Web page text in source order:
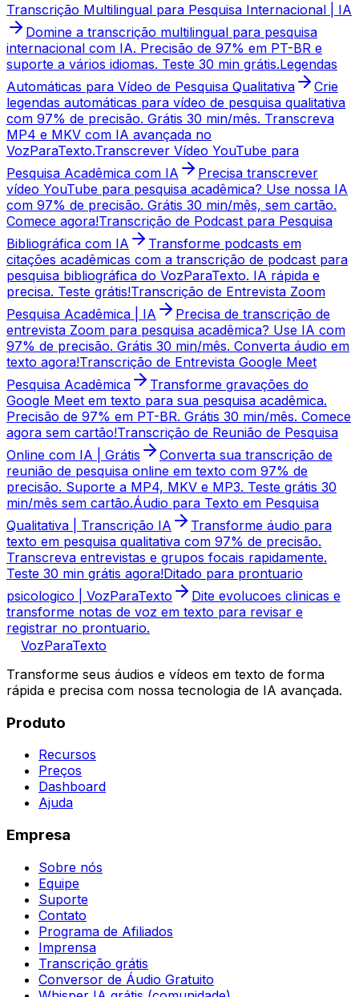
Transcrição Multilingual para Pesquisa Internacional | IA
Domine a transcrição multilingual para pesquisa
internacional com IA. Precisão de 97% em PT-BR e
suporte a vários idiomas. Teste 30 min grátis.Legendas
Automáticas para Vídeo de Pesquisa Qualitativa
Crie
legendas automáticas para vídeo de pesquisa qualitativa
com 97% de precisão. Grátis 30 min/mês. Transcreva
MP4 e MKV com IA avançada no
VozParaTexto.Transcrever Vídeo YouTube para
Pesquisa Acadêmica com IA
Precisa transcrever
vídeo YouTube para pesquisa acadêmica? Use nossa IA
com 97% de precisão. Grátis 30 min/mês, sem cartão.
Comece agora!Transcrição de Podcast para Pesquisa
Bibliográfica com IA
Transforme podcasts em
citações acadêmicas com a transcrição de podcast para
pesquisa bibliográfica do VozParaTexto. IA rápida e
precisa. Teste grátis!Transcrição de Entrevista Zoom
Pesquisa Acadêmica | IA
Precisa de transcrição de
entrevista Zoom para pesquisa acadêmica? Use IA com
97% de precisão. Grátis 30 min/mês. Converta áudio em
texto agora!Transcrição de Entrevista Google Meet
Pesquisa Acadêmica
Transforme gravações do
Google Meet em texto para sua pesquisa acadêmica.
Precisão de 97% em PT-BR. Grátis 30 min/mês. Comece
agora sem cartão!Transcrição de Reunião de Pesquisa
Online com IA | Grátis
Converta sua transcrição de
reunião de pesquisa online em texto com 97% de
precisão. Suporte a MP4, MKV e MP3. Teste grátis 30
min/mês sem cartão.Áudio para Texto em Pesquisa
Qualitativa | Transcrição IA
Transforme áudio para
texto em pesquisa qualitativa com 97% de precisão.
Transcreva entrevistas e grupos focais rapidamente.
Teste 30 min grátis agora!Ditado para prontuario
psicologico | VozParaTexto
Dite evolucoes clinicas e
transforme notas de voz em texto para revisar e
registrar no prontuario.
VozParaTexto
Transforme seus áudios e vídeos em texto de forma
rápida e precisa com nossa tecnologia de IA avançada.
Produto
Recursos
Preços
Dashboard
Ajuda
Empresa
Sobre nós
Equipe
Suporte
Contato
Programa de Afiliados
Imprensa
Transcrição grátis
Conversor de Áudio Gratuito